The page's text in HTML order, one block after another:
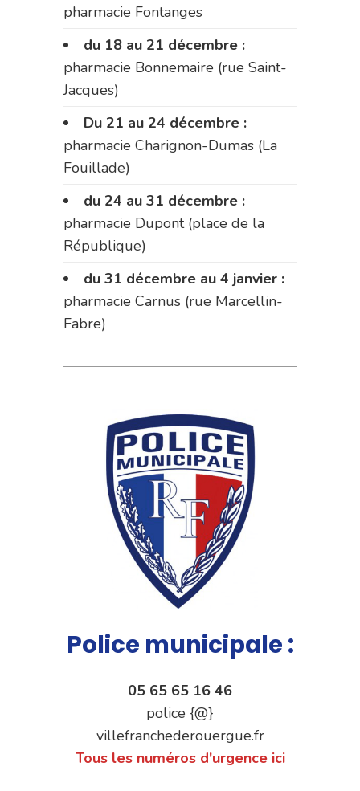
pharmacie Fontanges
du 18 au 21 décembre :
pharmacie Bonnemaire (rue Saint-
Jacques)
Du 21 au 24 décembre :
pharmacie Charignon-Dumas (La
Fouillade)
du 24 au 31 décembre :
pharmacie Dupont (place de la
République)
du 31 décembre au 4 janvier :
pharmacie Carnus (rue Marcellin-
Fabre)
Police municipale :
05 65 65 16 46
police {@}
villefranchederouergue.fr
Tous les numéros d'urgence ici